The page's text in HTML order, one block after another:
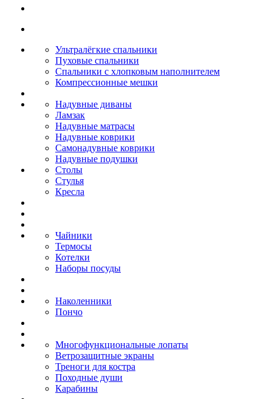
Ультралёгкие спальники
Пуховые спальники
Спальники с хлопковым наполнителем
Компрессионные мешки
Надувные диваны
Ламзак
Надувные матрасы
Надувные коврики
Самонадувные коврики
Надувные подушки
Столы
Стулья
Кресла
Чайники
Термосы
Котелки
Наборы посуды
Наколенники
Пончо
Многофункциональные лопаты
Ветрозащитные экраны
Треноги для костра
Походные души
Карабины